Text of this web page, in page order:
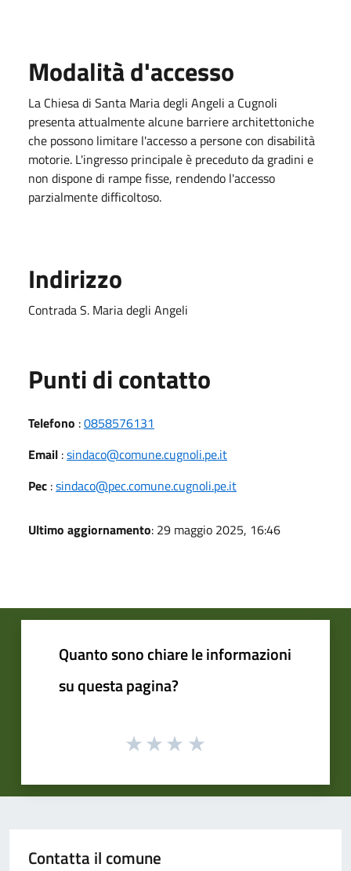
Modalità d'accesso
La Chiesa di Santa Maria degli Angeli a Cugnoli
presenta attualmente alcune barriere architettoniche
che possono limitare l'accesso a persone con disabilità
motorie. L'ingresso principale è preceduto da gradini e
non dispone di rampe fisse, rendendo l'accesso
parzialmente difficoltoso.
Indirizzo
Contrada S. Maria degli Angeli
Punti di contatto
Telefono :0858576131
Email :sindaco@comune.cugnoli.pe.it
Pec :sindaco@pec.comune.cugnoli.pe.it
Ultimo aggiornamento: 29 maggio 2025, 16:46
Quanto sono chiare le informazioni
su questa pagina?
Contatta il comune